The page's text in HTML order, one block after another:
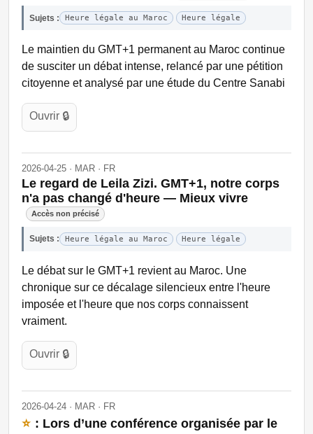
Sujets : Heure légale au Maroc Heure légale
Le maintien du GMT+1 permanent au Maroc continue
de susciter un débat intense, relancé par une pétition
citoyenne et analysé par une étude du Centre Sanabi
Ouvrir 🔒
2026-04-25 · MAR · FR
Le regard de Leila Zizi. GMT+1, notre corps
n'a pas changé d'heure — Mieux vivre
Accès non précisé
Sujets : Heure légale au Maroc Heure légale
Le débat sur le GMT+1 revient au Maroc. Une
chronique sur ce décalage silencieux entre l'heure
imposée et l'heure que nos corps connaissent
vraiment.
Ouvrir 🔒
2026-04-24 · MAR · FR
⭐ : Lors d’une conférence organisée par le